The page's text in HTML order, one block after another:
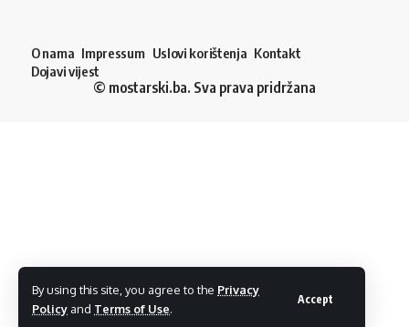
By using this site, you agree to the Privacy
Policy and Terms of Use.
Accept
O nama Impressum Uslovi korištenja Kontakt
Dojavi vijest
© mostarski.ba. Sva prava pridržana